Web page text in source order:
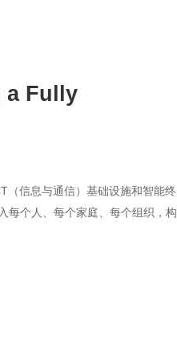
Fully
（信息与通信）基础设施和智能终
每个人、每个家庭、每个组织，构